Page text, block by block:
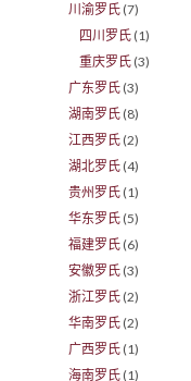
川渝罗氏 (7)
四川罗氏 (1)
重庆罗氏 (3)
广东罗氏 (3)
湖南罗氏 (8)
江西罗氏 (2)
湖北罗氏 (4)
贵州罗氏 (1)
华东罗氏 (5)
福建罗氏 (6)
安徽罗氏 (3)
浙江罗氏 (2)
华南罗氏 (2)
广西罗氏 (1)
海南罗氏 (1)